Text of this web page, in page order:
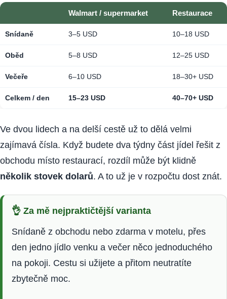
Walmart / supermarket Restaurace
Snídaně 3–5 USD 10–18 USD
Oběd 5–8 USD 12–25 USD
Večeře 6–10 USD 18–30+ USD
Celkem / den 15–23 USD 40–70+ USD
Ve dvou lidech a na delší cestě už to dělá velmi
zajímavá čísla. Když budete dva týdny část jídel řešit z
obchodu místo restaurací, rozdíl může být klidně
několik stovek dolarů. A to už je v rozpočtu dost znát.
👌 Za mě nejpraktičtější varianta
Snídaně z obchodu nebo zdarma v motelu, přes
den jedno jídlo venku a večer něco jednoduchého
na pokoji. Cestu si užijete a přitom neutratíte
zbytečně moc.